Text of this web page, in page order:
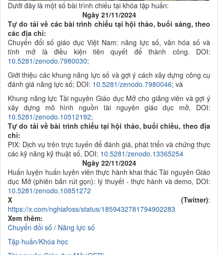
Dưới đây là một số bài trình chiếu tại khóa tập huấn:
Ngày 21/11/2024
Tự do tải về các bài trình chiếu tại hội thảo, buổi sáng, theo
các địa chỉ:
Chuyển đổi số giáo dục Việt Nam: năng lực số, văn hóa số và
tính mở là điều kiện tiên quyết để thành công. DOI:
10.5281/zenodo.7980030;
Giới thiệu các khung năng lực số và gợi ý cách xây dựng công cụ
đánh giá năng lực số; DOI: 10.5281/zenodo.7980046; và
Khung năng lực Tài nguyên Giáo dục Mở cho giảng viên và gợi ý
xây dựng mô hình nguồn tài nguyên giáo dục mở, DOI:
10.5281/zenodo.10512192;
Tự do tải về bài trình chiếu tại hội thảo, buổi chiều, theo địa
chỉ:
PIX: Dịch vụ trên trực tuyến để đánh giá, phát triển và chứng thực
các kỹ năng kỹ thuật số, DOI: 10.5281/zenodo.13365254
Ngày 22/11/2024
Huấn luyện huấn luyên viên thực hành khai thác Tài nguyên Giáo
dục Mở (phiên bản rút gọn): lý thuyết - thực hành và demo, DOI:
10.5281/zenodo.10851272
X (Twitter):
https://x.com/nghiafoss/status/1859432781794902283
Xem thêm:
Chuyển đổi số / Năng lực số
Tập huấn/Khóa học